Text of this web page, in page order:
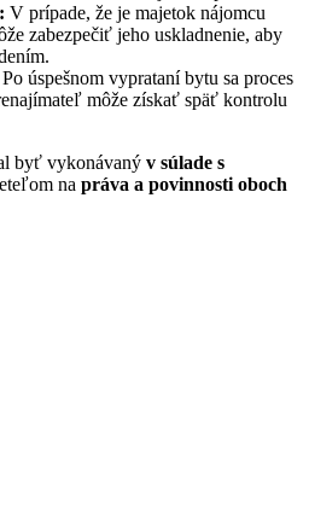
V prípade, že je majetok nájomcu
zabezpečiť jeho uskladnenie, aby
Po úspešnom vyprataní bytu sa proces
môže získať späť kontrolu
byť vykonávaný v súlade s
na práva a povinnosti oboch